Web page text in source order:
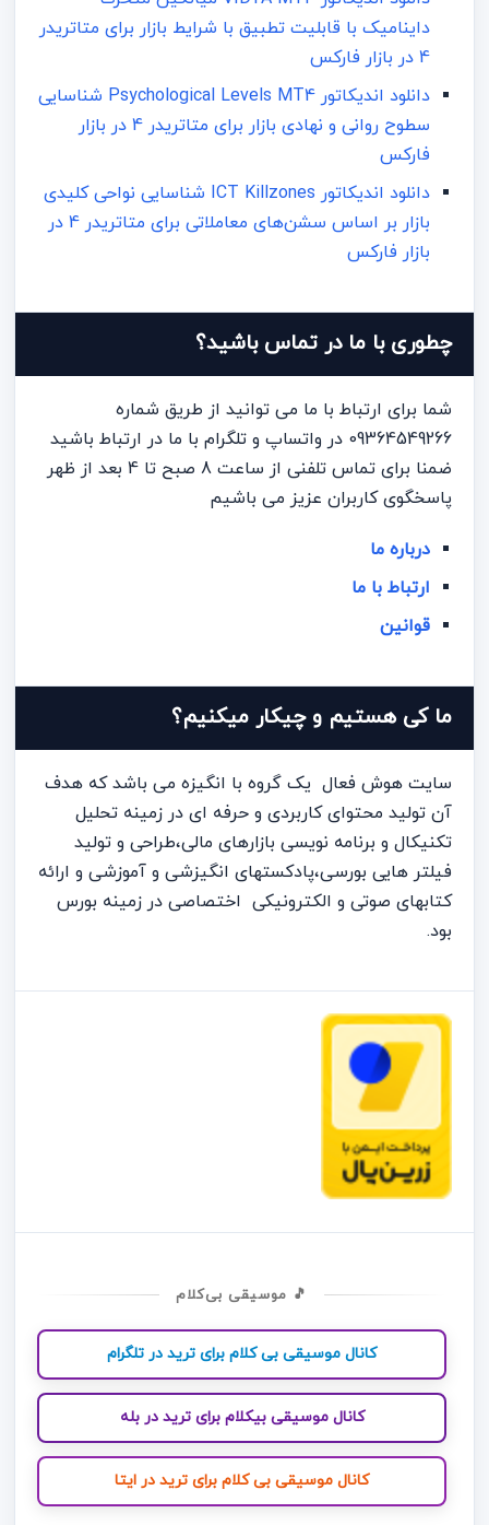
داینامیک با قابلیت تطبیق با شرایط بازار برای متاتریدر
4 در بازار فارکس
دانلود اندیکاتور Psychological Levels MT4 شناسایی
سطوح روانی و نهادی بازار برای متاتریدر 4 در بازار
فارکس
دانلود اندیکاتور ICT Killzones شناسایی نواحی کلیدی
بازار بر اساس سشن‌های معاملاتی برای متاتریدر 4 در
بازار فارکس
چطوری با ما در تماس باشید؟
شما برای ارتباط با ما می توانید از طریق شماره
09364549266 در واتساپ و تلگرام با ما در ارتباط باشید
ضمنا برای تماس تلفنی از ساعت 8 صبح تا 4 بعد از ظهر
پاسخگوی کاربران عزیز می باشیم
درباره ما
ارتباط با ما
قوانین
ما کی هستیم و چیکار میکنیم؟
سایت هوش فعال یک گروه با انگیزه می باشد که هدف
آن تولید محتوای کاربردی و حرفه ای در زمینه تحلیل
تکنیکال و برنامه نویسی بازارهای مالی،طراحی و تولید
فیلتر هایی بورسی،پادکستهای انگیزشی و آموزشی و ارائه
کتابهای صوتی و الکترونیکی اختصاصی در زمینه بورس
بود.
🎵 موسیقی بی‌کلام
کانال موسیقی بی کلام برای ترید در تلگرام
کانال موسیقی بیکلام برای ترید در بله
کانال موسیقی بی کلام برای ترید در ایتا